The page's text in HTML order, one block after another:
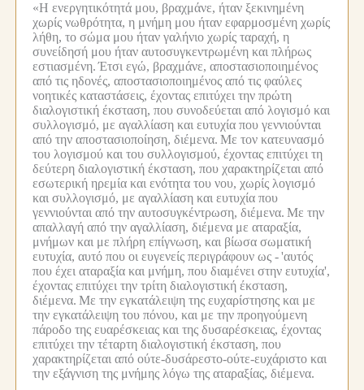
«Η ενεργητικότητά μου, βραχμάνε, ήταν ξεκινημένη
χωρίς νωθρότητα, η μνήμη μου ήταν εφαρμοσμένη χωρίς
λήθη, το σώμα μου ήταν γαλήνιο χωρίς ταραχή, η
συνείδησή μου ήταν αυτοσυγκεντρωμένη και πλήρως
εστιασμένη. Έτσι εγώ, βραχμάνε, αποστασιοποιημένος
από τις ηδονές, αποστασιοποιημένος από τις φαύλες
νοητικές καταστάσεις, έχοντας επιτύχει την πρώτη
διαλογιστική έκσταση, που συνοδεύεται από λογισμό και
συλλογισμό, με αγαλλίαση και ευτυχία που γεννιούνται
από την αποστασιοποίηση, διέμενα. Με τον κατευνασμό
του λογισμού και του συλλογισμού, έχοντας επιτύχει τη
δεύτερη διαλογιστική έκσταση, που χαρακτηρίζεται από
εσωτερική ηρεμία και ενότητα του νου, χωρίς λογισμό
και συλλογισμό, με αγαλλίαση και ευτυχία που
γεννιούνται από την αυτοσυγκέντρωση, διέμενα. Με την
απαλλαγή από την αγαλλίαση, διέμενα με αταραξία,
μνήμων και με πλήρη επίγνωση, και βίωσα σωματική
ευτυχία, αυτό που οι ευγενείς περιγράφουν ως -'αυτός
που έχει αταραξία και μνήμη, που διαμένει στην ευτυχία',
έχοντας επιτύχει την τρίτη διαλογιστική έκσταση,
διέμενα. Με την εγκατάλειψη της ευχαρίστησης και με
την εγκατάλειψη του πόνου, και με την προηγούμενη
πάροδο της ευαρέσκειας και της δυσαρέσκειας, έχοντας
επιτύχει την τέταρτη διαλογιστική έκσταση, που
χαρακτηρίζεται από ούτε-δυσάρεστο-ούτε-ευχάριστο και
την εξάγνιση της μνήμης λόγω της αταραξίας, διέμενα.